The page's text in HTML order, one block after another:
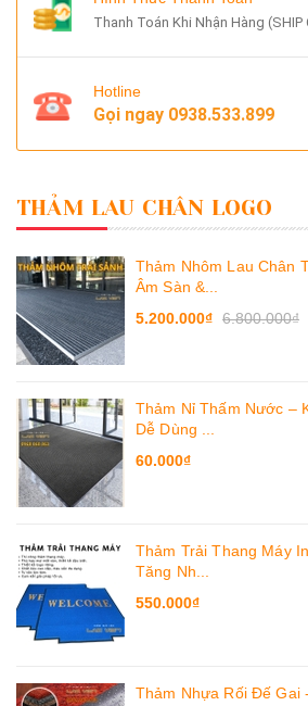
Thanh Toán Khi Nhận Hàng (SHIP
Hotline
Gọi ngay 0938.533.899
THẢM LAU CHÂN LOGO
Thảm Nhôm Lau Chân
Âm Sàn &...
5.200.000₫ 6.800.000₫
Thảm Nỉ Thấm Nước –
Dễ Dùng ...
60.000₫
Thảm Trải Thang Máy
Tăng Nh...
550.000₫
Thảm Nhựa Rối Đế Gai